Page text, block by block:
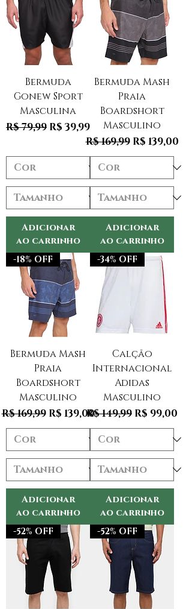
Bermuda
Gonew Sport
Masculina
Preço normal
R$ 79,99 Preço promocional
R$ 39,99
Adicionar
ao carrinho
Bermuda Mash
Praia
Boardshort
Masculino
Preço normal
R$ 169,99 Preço
R$ 139,00
Adicionar
ao carrinho
-18% OFF
Bermuda Mash
Praia
Boardshort
Masculino
Preço normal
R$ 169,99 Preço promocional
R$ 139,00
Adicionar
ao carrinho
-34% OFF
Calção
Internacional
Adidas
Masculino
Preço normal
R$ 149,99 Preço
R$ 99,00
Adicionar
ao carrinho
-52% OFF -52% OFF